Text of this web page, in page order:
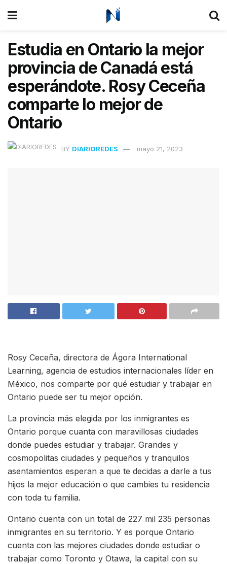
Estudia en Ontario la mejor
provincia de Canadá está
esperándote. Rosy Ceceña
comparte lo mejor de
Ontario
BY DIARIOREDES mayo 21, 2023
Rosy Ceceña, directora de Ágora International
Learning, agencia de estudios internacionales líder en
México, nos comparte por qué estudiar y trabajar en
Ontario puede ser tu mejor opción.
La provincia más elegida por los inmigrantes es
Ontario porque cuanta con maravillosas ciudades
donde puedes estudiar y trabajar. Grandes y
cosmopolitas ciudades y pequeños y tranquilos
asentamientos esperan a que te decidas a darle a tus
hijos la mejor educación o que cambies tu residencia
con toda tu familia.
Ontario cuenta con un total de 227 mil 235 personas
inmigrantes en su territorio. Y es porque Ontario
cuenta con las mejores ciudades donde estudiar o
trabajar como Toronto y Otawa, la capital con su